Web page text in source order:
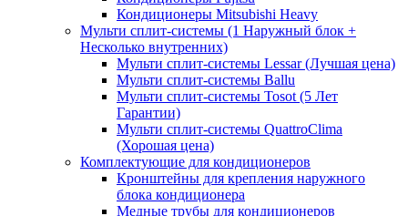
Кондиционеры Mitsubishi Heavy
Мульти сплит-системы (1 Наружный блок +
Несколько внутренних)
Мульти сплит-системы Lessar (Лучшая цена)
Мульти сплит-системы Ballu
Мульти сплит-системы Tosot (5 Лет
Гарантии)
Мульти сплит-системы QuattroClima
(Хорошая цена)
Комплектующие для кондиционеров
Кронштейны для крепления наружного
блока кондиционера
Медные трубы для кондиционеров